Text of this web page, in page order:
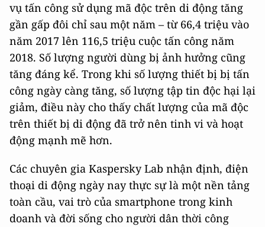
vụ tấn công sử dụng mã độc trên di động tăng
gần gấp đôi chỉ sau một năm – từ 66,4 triệu vào
năm 2017 lên 116,5 triệu cuộc tấn công năm
2018. Số lượng người dùng bị ảnh hưởng cũng
tăng đáng kể. Trong khi số lượng thiết bị bị tấn
công ngày càng tăng, số lượng tập tin độc hại lại
giảm, điều này cho thấy chất lượng của mã độc
trên thiết bị di động đã trở nên tinh vi và hoạt
động mạnh mẽ hơn.
Các chuyên gia Kaspersky Lab nhận định, điện
thoại di động ngày nay thực sự là một nền tảng
toàn cầu, vai trò của smartphone trong kinh
doanh và đời sống cho người dân thời công